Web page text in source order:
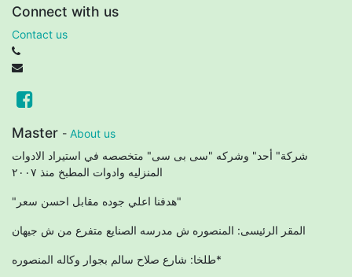
Connect with us
Contact us
Master - About us
شركة" أحد" وشركه "سى بى سى" متخصصه في استيراد الادوات
"هدفنا اعلي جوده مقابل احسن سعر"
المقر الرئيسى: المنصوره ش مدرسه الصنايع متفرع من ش جيهان
طلخا: شارع صلاح سالم بجوار وكاله المنصوره*